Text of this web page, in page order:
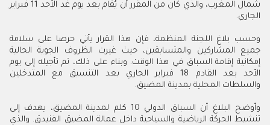
شمال المغرب، والذي كان من المقرر أن يُقام بعد يوم غد الأحد 11 فبراير
الجاري.
وحسب بلاغ اللجنة المنظمة، فإن هذا القرار يأتي حرصا على سلامة
جميع المشاركين والمتسابقين، حيث غيرت الظروف الجوية الحالية
إمكانية إقامة السباق في هذا الوقت. وبناء على ذلك، تم تأجيله إلى يوم
الأحد بعد القادم 18 فبراير الجاري بعد التنسيق مع المتدخلين
والسلطات المحلية بمدينة المضيق.
وأوضح البلاغ أن السباق الدولي 10 كلم لمدينة المضيق، يهدف إلى
تنشيط الحركة الرياضية والسياحية داخل عمالة المضيق الفنيدق. والذي